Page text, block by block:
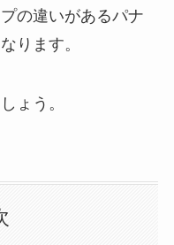
の違いがあるパナ
ります。
ょう。